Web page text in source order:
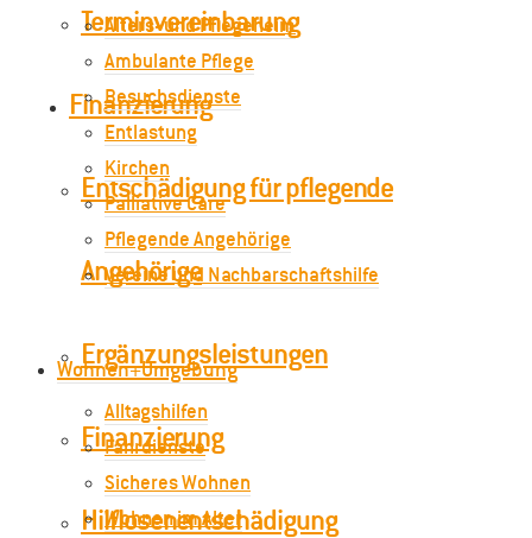
Terminvereinbarung
Finanzierung
Entschädigung für pflegende
Angehörige
Ergänzungsleistungen
Finanzierung
Hilflosenentschädigung
Alters- und Pflegeheim
Ambulante Pflege
Besuchsdienste
Entlastung
Kirchen
Palliative Care
Pflegende Angehörige
Vereine und Nachbarschaftshilfe
Wohnen+Umgebung
Alltagshilfen
Fahrdienste
Sicheres Wohnen
Wohnen im Alter